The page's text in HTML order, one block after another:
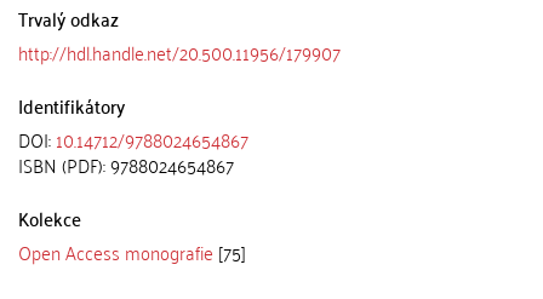
Trvalý odkaz
http://hdl.handle.net/20.500.11956/179907
Identifikátory
DOI:10.14712/9788024654867
ISBN (PDF): 9788024654867
Kolekce
Open Access monografie [75]